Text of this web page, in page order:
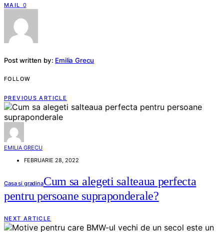
MAIL 0
Post written by: Emilia Grecu
FOLLOW
PREVIOUS ARTICLE
EMILIA GRECU
FEBRUARIE 28, 2022
Casa si gradinaCum sa alegeti salteaua perfecta
pentru persoane supraponderale?
NEXT ARTICLE